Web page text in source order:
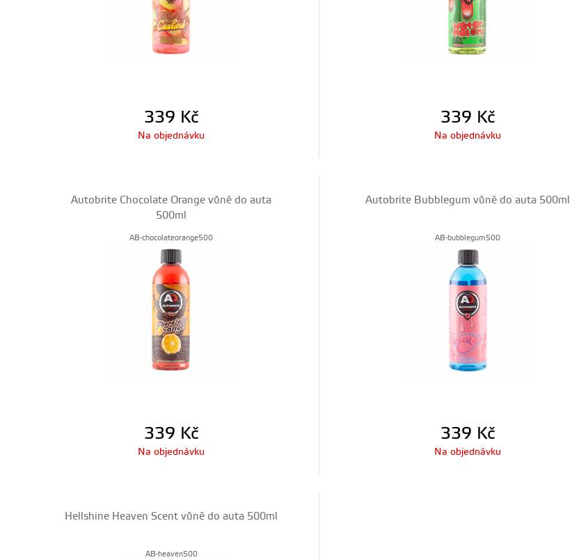
339 Kč
Na objednávku
339 Kč
Na objednávku
Autobrite Chocolate Orange vůně do auta
500ml
AB-chocolateorange500
339 Kč
Na objednávku
Autobrite Bubblegum vůně do auta 500ml
AB-bubblegum500
339 Kč
Na objednávku
Hellshine Heaven Scent vůně do auta 500ml
AB-heaven500